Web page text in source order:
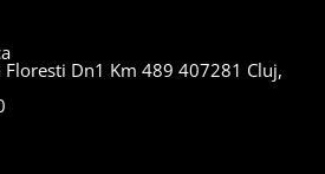
Floresti Dn1 Km 489 407281 Cluj,